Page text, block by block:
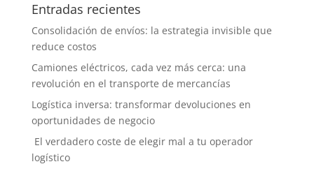
Entradas recientes
Consolidación de envíos: la estrategia invisible que
reduce costos
Camiones eléctricos, cada vez más cerca: una
revolución en el transporte de mercancías
Logística inversa: transformar devoluciones en
oportunidades de negocio
El verdadero coste de elegir mal a tu operador
logístico